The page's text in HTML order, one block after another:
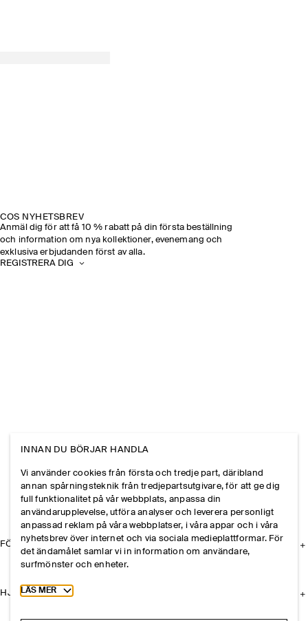
COS NYHETSBREV
Anmäl dig för att få 10 % rabatt på din första beställning
och information om nya kollektioner, evenemang och
exklusiva erbjudanden först av alla.
REGISTRERA DIG
FÖRETAGET
HJÄLP
INNAN DU BÖRJAR HANDLA
Vi använder cookies från första och tredje part, däribland
annan spårningsteknik från tredjepartsutgivare, för att ge dig
full funktionalitet på vår webbplats, anpassa din
användarupplevelse, utföra analyser och leverera personligt
anpassad reklam på våra webbplatser, i våra appar och i våra
nyhetsbrev över internet och via sociala medieplattformar. För
det ändamålet samlar vi in information om användare,
surfmönster och enheter.
Toggle more cookie information
LÄS MER